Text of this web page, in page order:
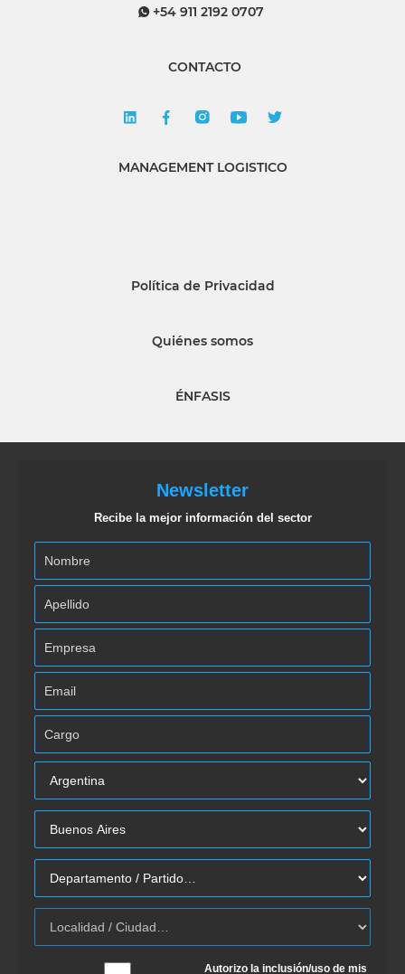
+54 911 2192 0707
CONTACTO
MANAGEMENT LOGISTICO
Política de Privacidad
Quiénes somos
ÉNFASIS
Newsletter
Recibe la mejor información del sector
Autorizo la inclusión/uso de mis